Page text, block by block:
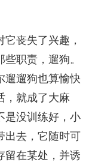
丧失了兴趣，
职责，遛狗。
遛遛狗也算愉快
，就成了大麻
是没训练好，小
出去，它随时可
在某处，并诱